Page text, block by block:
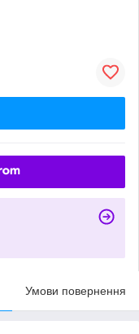
Умови повернення